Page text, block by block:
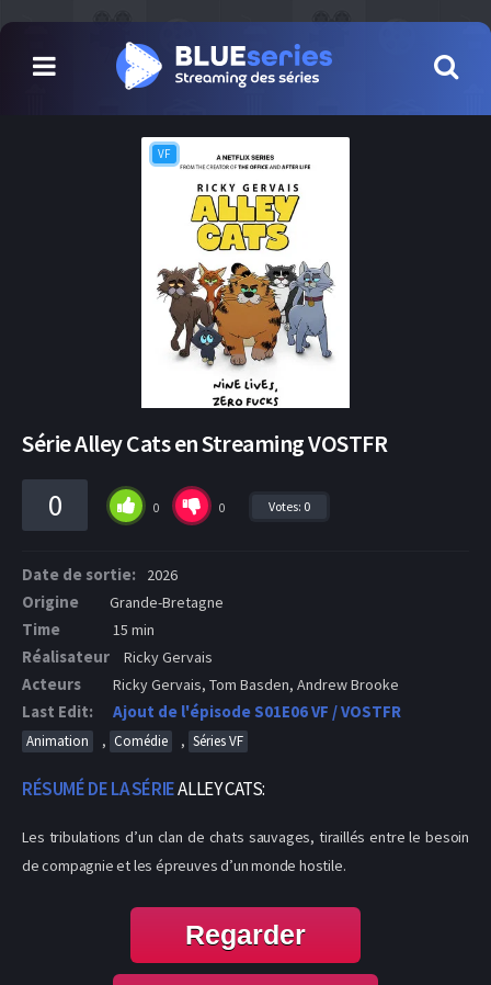
VF
Série Alley Cats en Streaming VOSTFR
0 0 0 Votes: 0
Date de sortie: 2026
Origine Grande-Bretagne
Time 15 min
Réalisateur Ricky Gervais
Acteurs Ricky Gervais, Tom Basden, Andrew Brooke
Last Edit: Ajout de l'épisode S01E06 VF / VOSTFR
Animation , Comédie , Séries VF
RÉSUMÉ DE LA SÉRIEALLEY CATS:
Les tribulations d’un clan de chats sauvages, tiraillés entre le besoin
de compagnie et les épreuves d’un monde hostile.
Regarder